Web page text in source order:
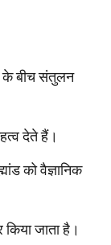
के बीच संतुलन
देते हैं।
को वैज्ञानिक
किया जाता है।